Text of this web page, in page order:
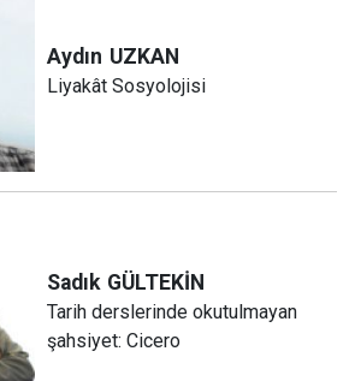
Aydın UZKAN
Liyakât Sosyolojisi
Sadık GÜLTEKİN
Tarih derslerinde okutulmayan
şahsiyet: Cicero